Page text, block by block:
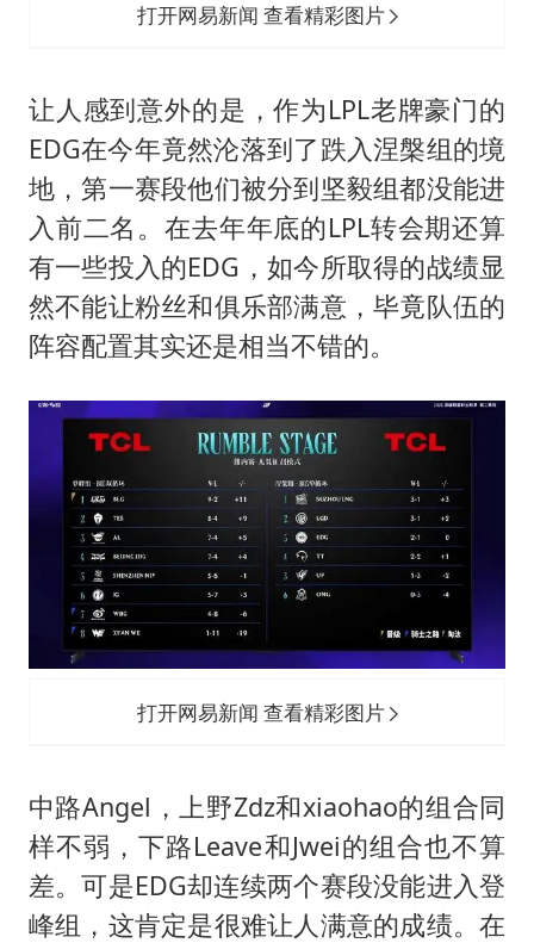
打开网易新闻 查看精彩图片
让人感到意外的是，作为LPL老牌豪门的
EDG在今年竟然沦落到了跌入涅槃组的境
地，第一赛段他们被分到坚毅组都没能进
入前二名。在去年年底的LPL转会期还算
有一些投入的EDG，如今所取得的战绩显
然不能让粉丝和俱乐部满意，毕竟队伍的
阵容配置其实还是相当不错的。
打开网易新闻 查看精彩图片
中路Angel，上野Zdz和xiaohao的组合同
样不弱，下路Leave和Jwei的组合也不算
差。可是EDG却连续两个赛段没能进入登
峰组，这肯定是很难让人满意的成绩。在